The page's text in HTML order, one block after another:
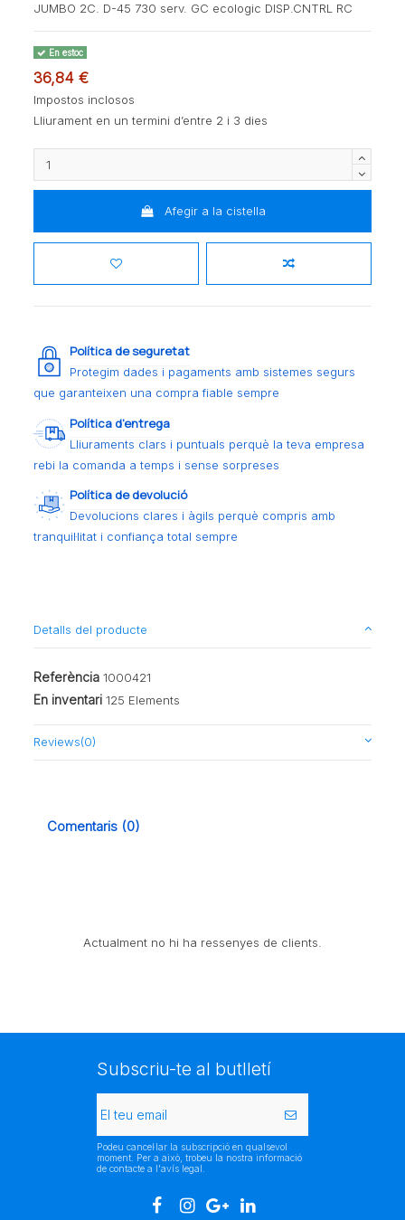
JUMBO 2C. D-45 730 serv. GC ecologic DISP.CNTRL RC
En estoc
36,84 €
Impostos inclosos
Lliurament en un termini d’entre 2 i 3 dies
Afegir a la cistella
Política de seguretat
Protegim dades i pagaments amb sistemes segurs
que garanteixen una compra fiable sempre
Política d’entrega
Lliuraments clars i puntuals perquè la teva empresa
rebi la comanda a temps i sense sorpreses
Política de devolució
Devolucions clares i àgils perquè compris amb
tranquil·litat i confiança total sempre
Detalls del producte
Referència 1000421
En inventari 125 Elements
Reviews(0)
Comentaris (0)
Actualment no hi ha ressenyes de clients.
Subscriu-te al butlletí
Podeu cancel·lar la subscripció en qualsevol
moment. Per a això, trobeu la nostra informació
de contacte a l'avís legal.